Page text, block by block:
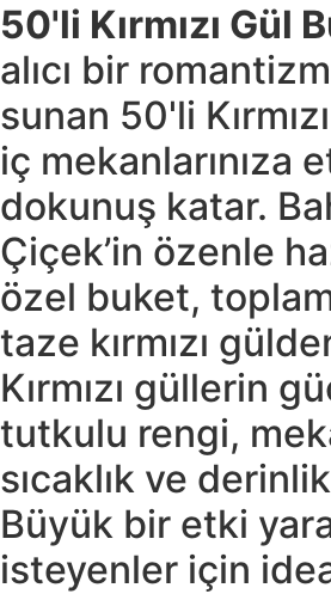
50'li Kırmızı Gül
alıcı bir
sunan 50'li
iç mekanlarınıza
dokunuş katar.
Çiçek’in özenle
özel buket,
taze kırmızı
Kırmızı güllerin
tutkulu rengi,
sıcaklık ve
Büyük bir etki
isteyenler için